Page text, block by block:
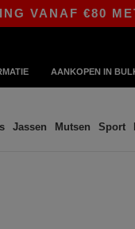
€80 MET DE
AANKOPEN IN
Jassen Mutsen Sport